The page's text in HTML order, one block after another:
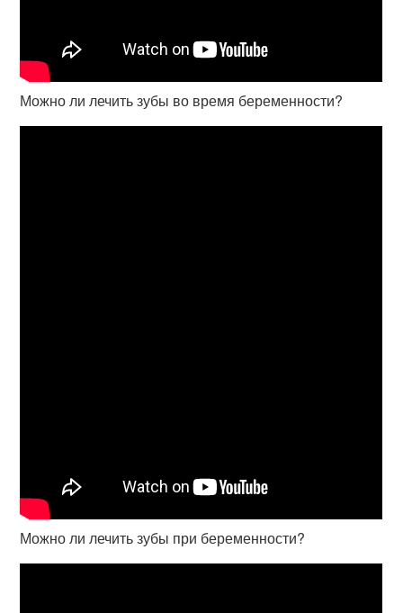
Можно ли лечить зубы во время беременности?
Можно ли лечить зубы при беременности?